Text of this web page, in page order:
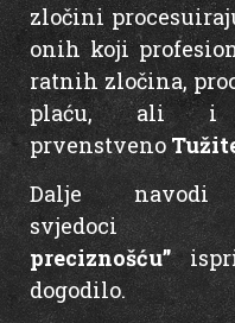
zločini
onih koji
ratnih zločina,
plaću, ali i
prvenstveno
Dalje
preciznošću”
dogodilo.